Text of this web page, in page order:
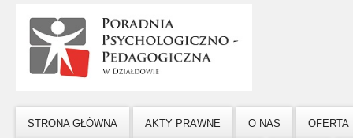
STRONA GŁÓWNA AKTY PRAWNE O NAS OFERTA